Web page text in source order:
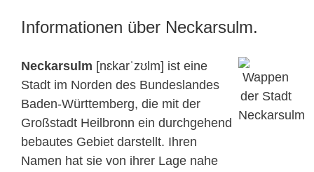
Informationen über Neckarsulm.
Neckarsulm [nɛkarˈzʊlm] ist eine
Stadt im Norden des Bundeslandes
Baden-Württemberg, die mit der
Großstadt Heilbronn ein durchgehend
bebautes Gebiet darstellt. Ihren
Namen hat sie von ihrer Lage nahe